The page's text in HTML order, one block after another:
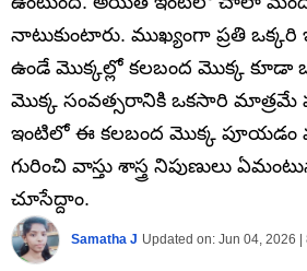
నాటుకుంటారు. ముఖ్యంగా ప్రతి
ఉండే మొక్కల్లో కలబంద మొక్క
మొక్క సంవత్సరానికి ఒకసారి మాత్రమే
ఇంటిలో ఈ కలబంద మొక్క పూయడం
గురించి వాస్తు శాస్త్ర నిపుణులు
చూసేద్దాం.
Samatha J Updated on: Jun 04, 2026 |